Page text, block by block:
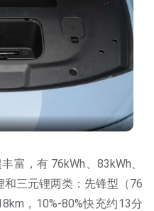
富，有 76kWh、83kWh、
三元锂两类：先锋型（76
，10%-80%快充约13分